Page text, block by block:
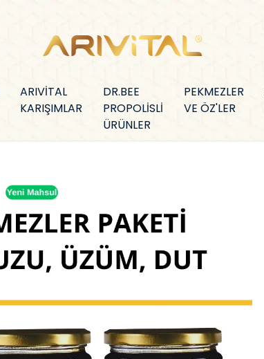
ARIVİTAL
KARIŞIMLAR
DR.BEE
PROPOLİSLİ
ÜRÜNLER
PEKMEZLER
VE ÖZ'LER